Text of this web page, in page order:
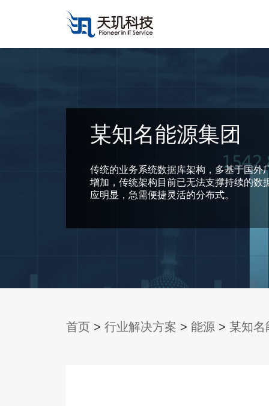
某知名能源集团
传统的业务系统数据库架构，多基于国外
增加，传统架构目前已无法支撑持续的数
应明显，急需便捷灵活的分布式。
首页 > 行业解决方案 > 能源 > 某知名